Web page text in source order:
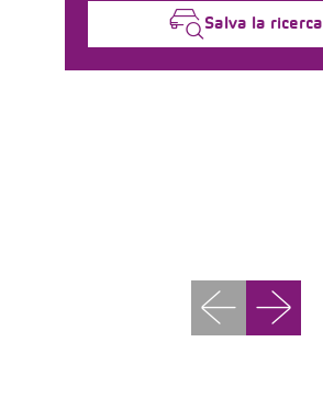
Salva la ricerca